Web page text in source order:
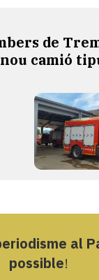
de
camió
al
possible!